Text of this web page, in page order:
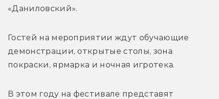
«Даниловский».
Гостей на мероприятии ждут обучающие
демонстрации, открытые столы, зона
покраски, ярмарка и ночная игротека.
В этом году на фестивале представят